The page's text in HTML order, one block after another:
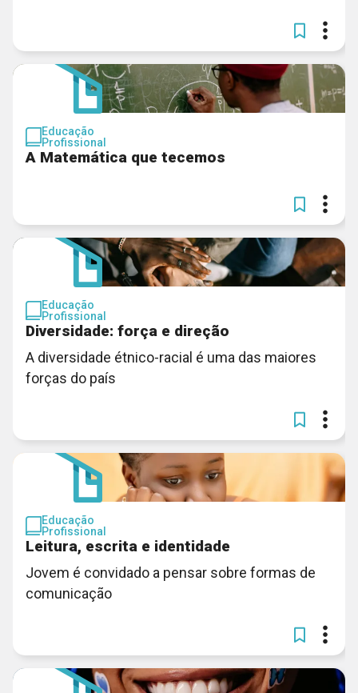
Educação
Profissional
A Matemática que tecemos
Educação
Profissional
Diversidade: força e direção
A diversidade étnico-racial é uma das maiores
forças do país
Educação
Profissional
Leitura, escrita e identidade
Jovem é convidado a pensar sobre formas de
comunicação